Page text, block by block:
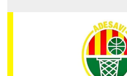
al